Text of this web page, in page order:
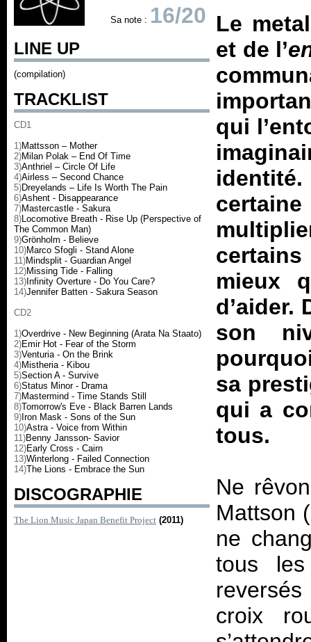
Sa note : 16/20
LINE UP
(compilation)
TRACKLIST
CD1
1)Mattsson – Mother
2)Milan Polak – End Of Time
3)Anthriel – Circle Of Life
4)Airless – Second Chance
5)Dreyelands – Life Is Worth The Pain
6)Ashent - Disappearance
7)Mastercastle - Sakura
8)Locomotive Breath - Rise Up (Perspective of
The Common Man)
9)Grönholm - Believe
10)Marco Sfogli - Stand Alone
11)Mindsplit - Guardian Angel
12)Missing Tide - Falling
13) Infinity Overture - Do You Care?
14)Jennifer Batten - Sakura Season
CD2
1)Overdrive - New Beginning (Arata Na Staato)
2)Emir Hot - Fear of the Storm
3)Venturia - On the Brink
4)Mistheria - Kibou
5)Section A - Survive
6)Status Minor - Drama
7)Mastermind - Time Stands Still
8)Tomorrow's Eve - Black Barren Lands
9) Iron Mask - Sons of the Sun
10)Astra - Voice from Within
11)Benny Jansson- Savior
12)Early Cross - Cairn
13)Winterlong - Failed Connection
14)The Lions - Embrace the Sun
DISCOGRAPHIE
The Lion Music Japan Benefit Project (2011)
Le
et de l’
qui
mieux
d’aider.
son
sa
qui a
tous.
Ne
Mattson
ne
tous
croix